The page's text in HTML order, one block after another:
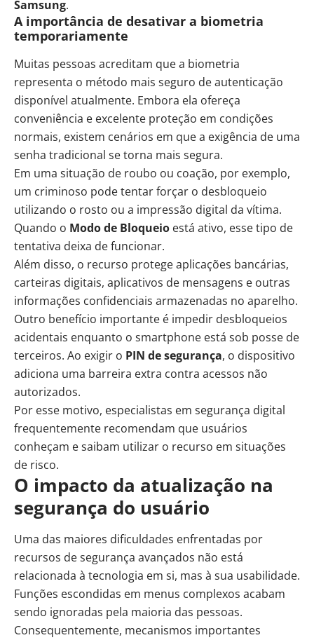
Samsung.
A importância de desativar a biometria
temporariamente
Muitas pessoas acreditam que a biometria
representa o método mais seguro de autenticação
disponível atualmente. Embora ela ofereça
conveniência e excelente proteção em condições
normais, existem cenários em que a exigência de uma
senha tradicional se torna mais segura.
Em uma situação de roubo ou coação, por exemplo,
um criminoso pode tentar forçar o desbloqueio
utilizando o rosto ou a impressão digital da vítima.
Quando o Modo de Bloqueio está ativo, esse tipo de
tentativa deixa de funcionar.
Além disso, o recurso protege aplicações bancárias,
carteiras digitais, aplicativos de mensagens e outras
informações confidenciais armazenadas no aparelho.
Outro benefício importante é impedir desbloqueios
acidentais enquanto o smartphone está sob posse de
terceiros. Ao exigir o PIN de segurança, o dispositivo
adiciona uma barreira extra contra acessos não
autorizados.
Por esse motivo, especialistas em segurança digital
frequentemente recomendam que usuários
conheçam e saibam utilizar o recurso em situações
de risco.
O impacto da atualização na
segurança do usuário
Uma das maiores dificuldades enfrentadas por
recursos de segurança avançados não está
relacionada à tecnologia em si, mas à sua usabilidade.
Funções escondidas em menus complexos acabam
sendo ignoradas pela maioria das pessoas.
Consequentemente, mecanismos importantes